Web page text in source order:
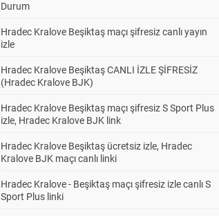
Durum
Hradec Kralove Beşiktaş maçı şifresiz canlı yayın
izle
Hradec Kralove Beşiktaş CANLI İZLE ŞİFRESİZ
(Hradec Kralove BJK)
Hradec Kralove Beşiktaş maçı şifresiz S Sport Plus
izle, Hradec Kralove BJK link
Hradec Kralove Beşiktaş ücretsiz izle, Hradec
Kralove BJK maçı canlı linki
Hradec Kralove - Beşiktaş maçı şifresiz izle canlı S
Sport Plus linki